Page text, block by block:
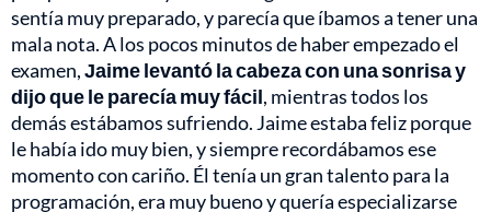
sentía muy preparado, y parecía que íbamos a tener una
mala nota. A los pocos minutos de haber empezado el
examen,Jaime levantó la cabeza con una sonrisa y
dijo que le parecía muy fácil, mientras todos los
demás estábamos sufriendo. Jaime estaba feliz porque
le había ido muy bien, y siempre recordábamos ese
momento con cariño. Él tenía un gran talento para la
programación, era muy bueno y quería especializarse